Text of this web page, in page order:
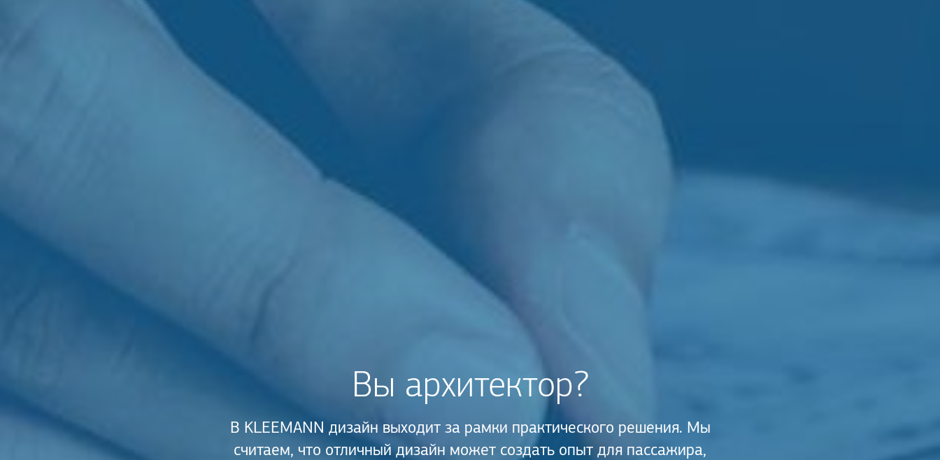
Вы архитектор?
В KLEEMANN дизайн выходит за рамки практического решения. Мы
считаем, что отличный дизайн может создать опыт для пассажира,